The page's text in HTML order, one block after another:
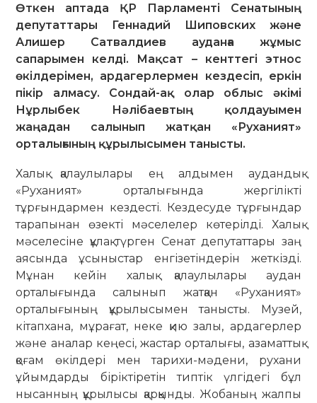
Өткен аптада ҚР Парламенті Сенатының
депутаттары Геннадий Шиповских және
Алишер Сатвалдиев ауданға жұмыс
сапарымен келді. Мақсат – кенттегі этнос
өкілдерімен, ардагерлермен кездесіп, еркін
пікір алмасу. Сондай-ақ олар облыс әкімі
Нұрлыбек Нәлібаевтың қолдауымен
жаңадан салынып жатқан «Руханият»
орталығының құрылысымен танысты.
Халық қалаулылары ең алдымен аудандық
«Руханият» орталығында жер­гілікті
тұрғындармен кездесті. Кез­десуде тұрғындар
тарапы­нан өзекті мәселелер көтерілді. Халық
мәселесіне құлақ түрген Сенат депутат­тары заң
аясында ұсыныстар енгізе­тіндерін жет­кізді.
Мұнан кейін халық қалаулылары аудан
орталығында салынып жатқан «Ру­ханият»
орталығының құрылысымен танысты. Музей,
кітапхана, мұрағат, неке қию залы, ардагерлер
және аналар кеңесі, жастар орталығы, азаматтық
қоғам өкілдері мен тарихи-мәдени, ру­хани
ұйымдарды біріктіретін типтік үл­гі­дегі бұл
нысанның құрылысы қарқынды. Жобаның жалпы